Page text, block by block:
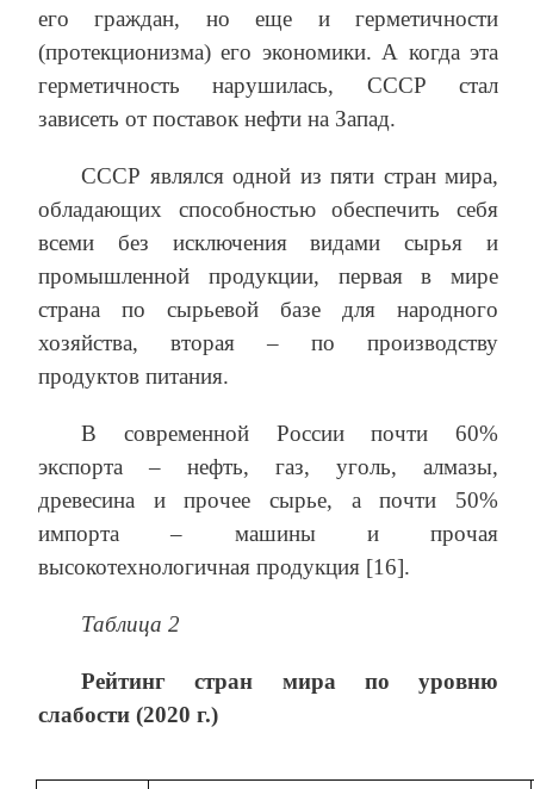
его граждан, но еще и герметичности
(протекционизма) его экономики. А когда эта
герметичность нарушилась, СССР стал
зависеть от поставок нефти на Запад.
СССР являлся одной из пяти стран мира,
обладающих способностью обеспечить себя
всеми без исключения видами сырья и
промышленной продукции, первая в мире
страна по сырьевой базе для народного
хозяйства, вторая – по производству
продуктов питания.
В современной России почти 60%
экспорта – нефть, газ, уголь, алмазы,
древесина и прочее сырье, а почти 50%
импорта – машины и прочая
высокотехнологичная продукция [16].
Таблица 2
Рейтинг стран мира по уровню
слабости (2020 г.)